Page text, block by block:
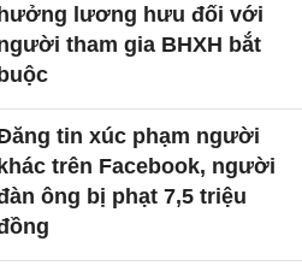
lương hưu đối với
tham gia BHXH bắt
tin xúc phạm người
trên Facebook, người
ông bị phạt 7,5 triệu